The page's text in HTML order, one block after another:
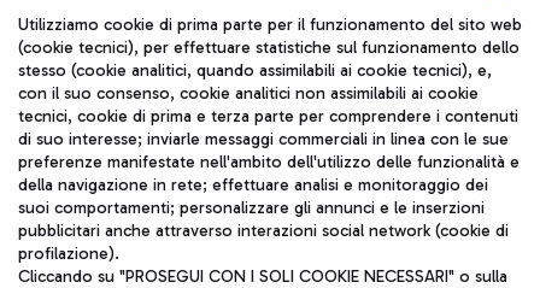
Seguici sui social
TRAVEL JOURNAL
ITA
Utilizziamo cookie di prima parte per il funzionamento del sito web
(cookie tecnici), per effettuare statistiche sul funzionamento dello
stesso (cookie analitici, quando assimilabili ai cookie tecnici), e,
con il suo consenso, cookie analitici non assimilabili ai cookie
tecnici, cookie di prima e terza parte per comprendere i contenuti
di suo interesse; inviarle messaggi commerciali in linea con le sue
preferenze manifestate nell'ambito dell'utilizzo delle funzionalità e
della navigazione in rete; effettuare analisi e monitoraggio dei
suoi comportamenti; personalizzare gli annunci e le inserzioni
pubblicitari anche attraverso interazioni social network (cookie di
profilazione).
Cliccando su "PROSEGUI CON I SOLI COOKIE NECESSARI" o sulla